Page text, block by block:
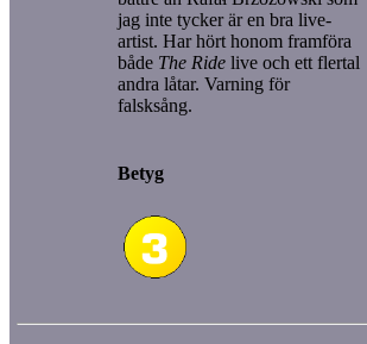
jag inte tycker är en bra live-
artist. Har hört honom framföra
både The Ride live och ett flertal
andra låtar. Varning för
falsksång.
Betyg